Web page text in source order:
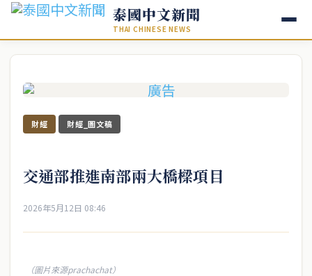
泰國中文新聞
THAI CHINESE NEWS
財經 財經_圖文稿
交通部推進南部兩大橋樑項目
2026年5月12日 08:46
（圖片來源prachachat）